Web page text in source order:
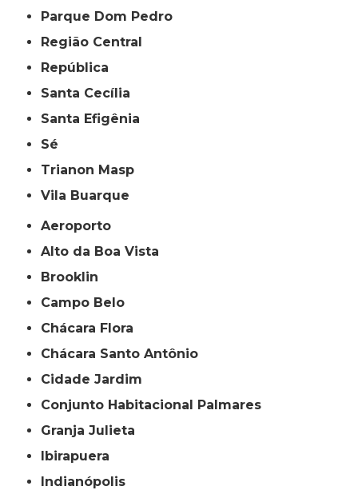
Parque Dom Pedro
Região Central
República
Santa Cecília
Santa Efigênia
Sé
Trianon Masp
Vila Buarque
Aeroporto
Alto da Boa Vista
Brooklin
Campo Belo
Chácara Flora
Chácara Santo Antônio
Cidade Jardim
Conjunto Habitacional Palmares
Granja Julieta
Ibirapuera
Indianópolis